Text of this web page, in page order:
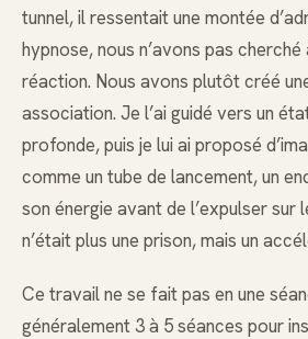
tunnel, il ressentait une montée
hypnose, nous n’avons pas
réaction. Nous avons plutôt créé
association. Je l’ai guidé vers un
profonde, puis je lui ai proposé
comme un tube de lancement, un
son énergie avant de l’expulser sur
n’était plus une prison, mais un
Ce travail ne se fait pas en une
généralement 3 à 5 séances pour